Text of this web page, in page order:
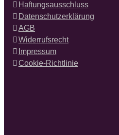
Haftungsausschluss
Datenschutzerklärung
AGB
Widerrufsrecht
Impressum
Cookie-Richtlinie